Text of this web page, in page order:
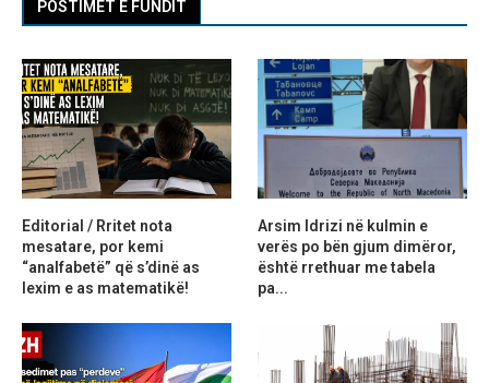
POSTIMET E FUNDIT
Editorial / Rritet nota
mesatare, por kemi
“analfabetë” që s’dinë as
lexim e as matematikë!
Arsim Idrizi në kulmin e
verës po bën gjum dimëror,
është rrethuar me tabela
pa...